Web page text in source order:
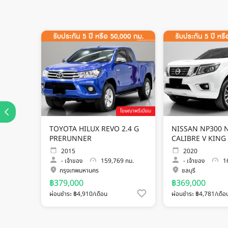
โฆษณาพรีเมียม
TOYOTA HILUX REVO 2.4 G
PRERUNNER
2015
- เจ้าของ
159,769 กม.
กรุงเทพมหานคร
฿379,000
ผ่อนชำระ ฿4,910/เดือน
NISSAN NP300
CALIBRE V KING
2020
- เจ้าของ
ชลบุรี
฿369,000
ผ่อนชำระ ฿4,781/เดือ